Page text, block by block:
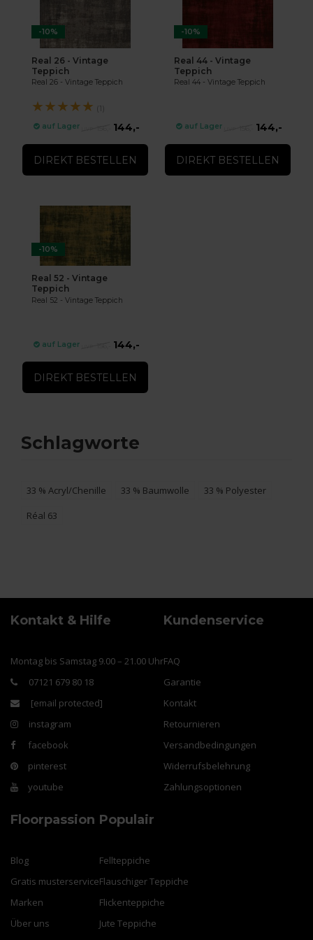
-10%
Real 26 - Vintage
Teppich
Real 26 - Vintage Teppich
★★★★★ (1)
auf Lager 144,-
DIREKT BESTELLEN
-10%
Real 44 - Vintage
Teppich
Real 44 - Vintage Teppich
auf Lager 144,-
DIREKT BESTELLEN
-10%
Real 52 - Vintage
Teppich
Real 52 - Vintage Teppich
auf Lager 144,-
DIREKT BESTELLEN
Schlagworte
33 % Acryl/Chenille 33 % Baumwolle
33 % Polyester
Réal 63
Kontakt & Hilfe
Montag bis Samstag 9.00 – 21.00 Uhr
07121 679 80 18
[email protected]
instagram
facebook
pinterest
youtube
Kundenservice
FAQ
Garantie
Kontakt
Retournieren
Versandbedingungen
Widerrufsbelehrung
Zahlungsoptionen
Floorpassion
Blog
Gratis musterservice
Marken
Über uns
Populair
Fellteppiche
Flauschiger Teppiche
Flickenteppiche
Jute Teppiche